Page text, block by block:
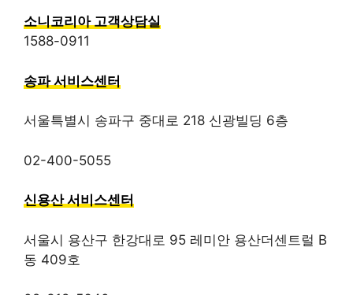
소니코리아 고객상담실
1588-0911
송파 서비스센터
서울특별시 송파구 중대로 218 신광빌딩 6층
02-400-5055
신용산 서비스센터
서울시 용산구 한강대로 95 레미안 용산더센트럴 B
동 409호